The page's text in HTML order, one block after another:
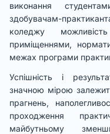
виконання
здобувачам-
коледжу
приміщеннями,
межах програми
Успішність і
значною мірою
прагнень,
проходження
майбутньому